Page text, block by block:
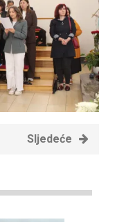
Sljedeće